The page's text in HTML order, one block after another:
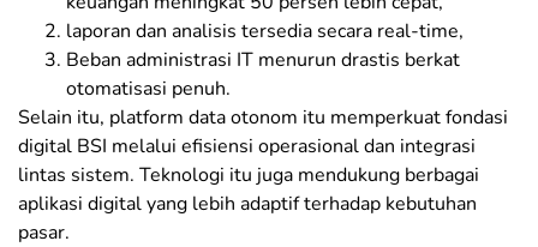
laporan dan analisis tersedia secara real-time,
Beban administrasi IT menurun drastis berkat
otomatisasi penuh.
Selain itu, platform data otonom itu memperkuat fondasi
digital BSI melalui efisiensi operasional dan integrasi
lintas sistem. Teknologi itu juga mendukung berbagai
aplikasi digital yang lebih adaptif terhadap kebutuhan
pasar.